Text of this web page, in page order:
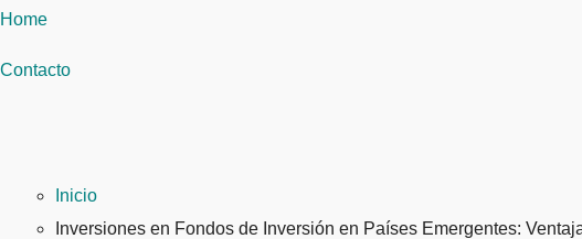
Home
Contacto
Inicio
Inversiones en Fondos de Inversión en Países Emergentes: